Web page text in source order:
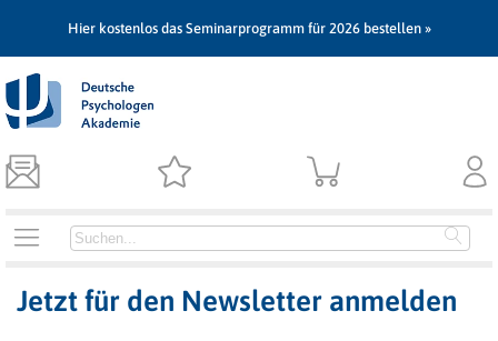
Hier kostenlos das Seminarprogramm für 2026 bestellen »
Jetzt für den Newsletter anmelden